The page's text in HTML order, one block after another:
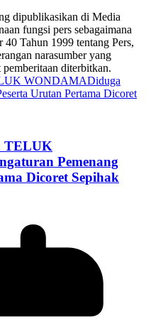
dipublikasikan di Media
fungsi pers sebagaimana
Tahun 1999 tentang Pers,
narasumber yang
diterbitkan.
TELUK
Pemenang
Dicoret Sepihak